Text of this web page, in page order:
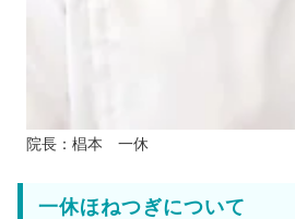
院長：椙本 一休
一休ほねつぎについて